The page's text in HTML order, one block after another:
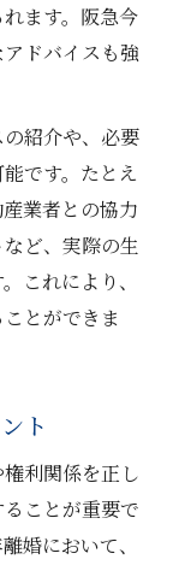
ます。阪急今
ドバイスも強
紹介や、必要
です。たとえ
業者との協力
ど、実際の生
これにより、
とができま
ト
利関係を正し
ことが重要で
婚において、